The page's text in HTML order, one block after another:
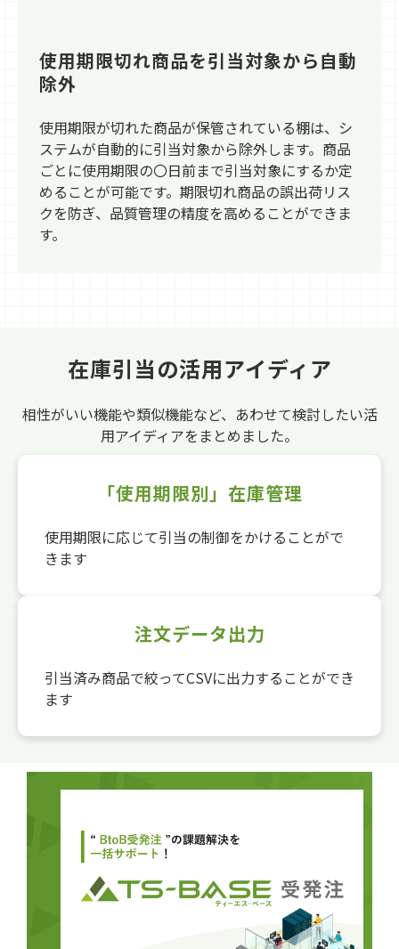
使用期限切れ商品を引当対象から自動
除外
使用期限が切れた商品が保管されている棚は、シ
ステムが自動的に引当対象から除外します。商品
ごとに使用期限の〇日前まで引当対象にするか定
めることが可能です。期限切れ商品の誤出荷リス
クを防ぎ、品質管理の精度を高めることができま
す。
在庫引当の活用アイディア
相性がいい機能や類似機能など、あわせて検討したい活
用アイディアをまとめました。
「使用期限別」在庫管理
使用期限に応じて引当の制御をかけることがで
きます
注文データ出力
引当済み商品で絞ってCSVに出力することができ
ます